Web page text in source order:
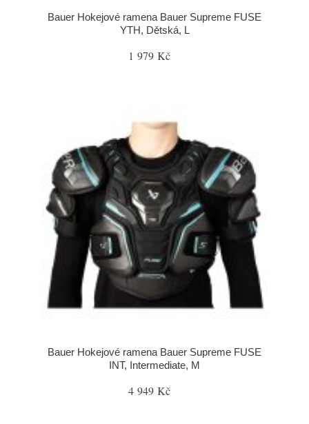
Bauer Hokejové ramena Bauer Supreme FUSE
YTH, Dětská, L
1 979 Kč
Bauer Hokejové ramena Bauer Supreme FUSE
INT, Intermediate, M
4 949 Kč